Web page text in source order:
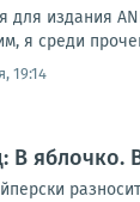
для издания
я среди
19:14
В яблочко.